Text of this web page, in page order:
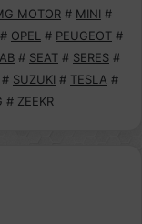
MOTOR # MINI #
# OPEL # PEUGEOT #
# SEAT # SERES #
# SUZUKI # TESLA #
# ZEEKR